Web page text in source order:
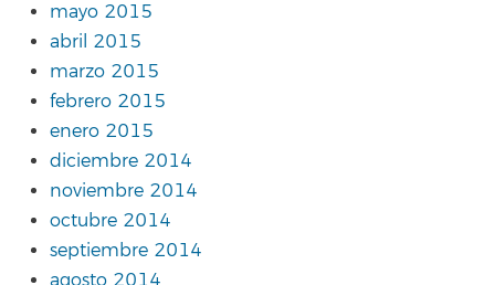
mayo 2015
abril 2015
marzo 2015
febrero 2015
enero 2015
diciembre 2014
noviembre 2014
octubre 2014
septiembre 2014
agosto 2014